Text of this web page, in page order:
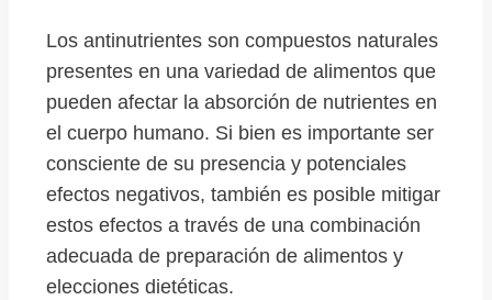
Los antinutrientes son compuestos naturales
presentes en una variedad de alimentos que
pueden afectar la absorción de nutrientes en
el cuerpo humano. Si bien es importante ser
consciente de su presencia y potenciales
efectos negativos, también es posible mitigar
estos efectos a través de una combinación
adecuada de preparación de alimentos y
elecciones dietéticas.